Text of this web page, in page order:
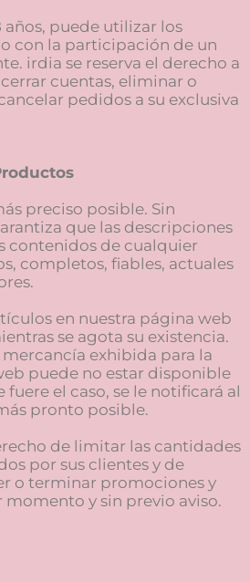
años, puede utilizar los
con la participación de un
irdia se reserva el derecho a
cuentas, eliminar o
pedidos a su exclusiva
preciso posible. Sin
que las descripciones
contenidos de cualquier
completos, fiables, actuales
en nuestra página web
se agota su existencia.
mercancía exhibida para la
puede no estar disponible
el caso, se le notificará al
pronto posible.
de limitar las cantidades
por sus clientes y de
o terminar promociones y
momento y sin previo aviso.